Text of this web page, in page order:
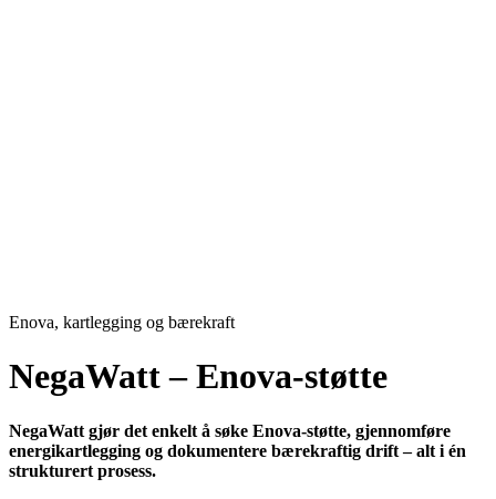
Enova, kartlegging og bærekraft
NegaWatt – Enova-støtte
NegaWatt gjør det enkelt å søke Enova-støtte, gjennomføre
energikartlegging og dokumentere bærekraftig drift – alt i én
strukturert prosess.